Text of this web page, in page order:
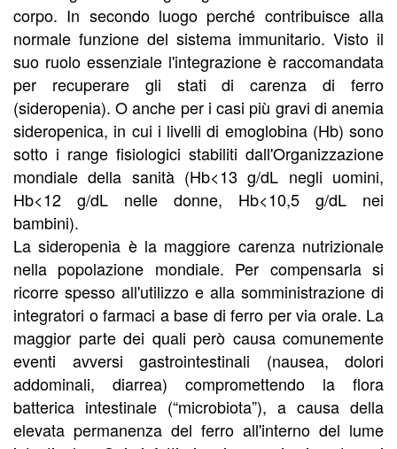
corpo. In secondo luogo perché contribuisce alla
normale funzione del sistema immunitario. Visto il
suo ruolo essenziale l'integrazione è raccomandata
per recuperare gli stati di carenza di ferro
(sideropenia). O anche per i casi più gravi di anemia
sideropenica, in cui i livelli di emoglobina (Hb) sono
sotto i range fisiologici stabiliti dall'Organizzazione
mondiale della sanità (Hb<13 g/dL negli uomini,
Hb<12 g/dL nelle donne, Hb<10,5 g/dL nei
bambini).
La sideropenia è la maggiore carenza nutrizionale
nella popolazione mondiale. Per compensarla si
ricorre spesso all'utilizzo e alla somministrazione di
integratori o farmaci a base di ferro per via orale. La
maggior parte dei quali però causa comunemente
eventi avversi gastrointestinali (nausea, dolori
addominali, diarrea) compromettendo la flora
batterica intestinale (“microbiota”), a causa della
elevata permanenza del ferro all'interno del lume